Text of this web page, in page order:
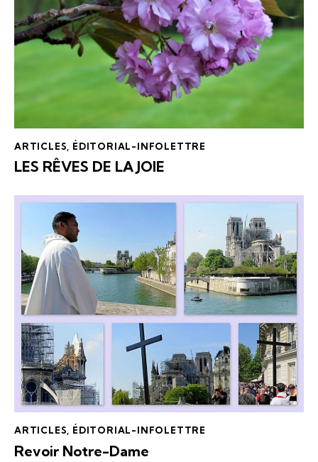
ARTICLES ÉDITORIAL-INFOLETTRE
LES RÊVES DE LA JOIE
ARTICLES ÉDITORIAL-INFOLETTRE
Revoir Notre-Dame